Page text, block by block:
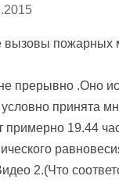
пожарных
прерывно .Оно
принята
примерно 19.44
2.(Что